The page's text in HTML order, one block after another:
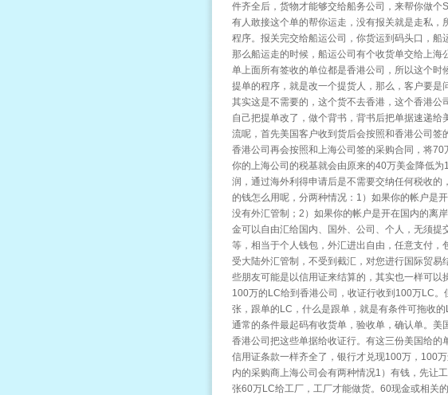
件齐全后，货物才能够交给船务公司，来帮你做
有人敢接这个单的帮你运走，没有报关就是走私
程序。报关完交给船运公司，你货运到码头口，船
那么船运走的时候，船运公司有个收货单交给上
单上面所有签收的单位都是香港公司，所以这个
提单的程序，就是改一个提货人，那么，客户要是
其实这是不需要的，这个货不去香港，这个香港
自己把提单改了，做个背书，背书后把单据速递
流呢，首先美国客户收到货后会按照和香港公司
香港公司再会按照和上海公司签的采购合同，将
你的上海公司的税基就会由原来的40万美金降低
润，通过海外利得申请后是不需要交纳任何税收
的钱怎么用呢，分两种情况：1）如果你的帐户是
没有外汇管制；2）如果你的帐户是开在国内的离
金可以自由汇给国内、国外、公司、个人，无须
等，相当于个人钱包，外汇进出自由，任意支付
受大陆外汇管制，不受到截汇，对您进行国际贸
些朋友可能是以信用证来结算的，其实也一样可
100万的LC给到香港公司，收证行收到100万LC
张，跟单的LC，什么是跟单，就是有条件可拖收
通常的条件最起码有收货单，验收单，确认单。美
香港公司把这些单据给收证行。有这三份美国给
信用证条款一样齐全了，银行才兑现100万，100
内的采购商上海公司会有两种情况1）有钱，先让
张60万LC给工厂，工厂才能做货。60现金或相关